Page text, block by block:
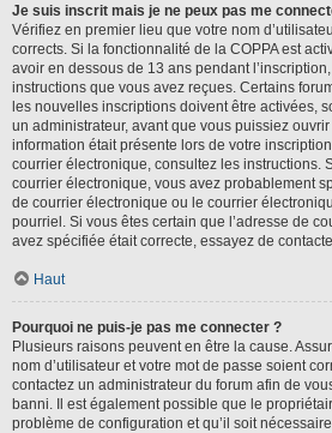
Je suis inscrit mais je ne peux pas me
Vérifiez en premier lieu que votre nom
corrects. Si la fonctionnalité de la COPPA est
avoir en dessous de 13 ans pendant
instructions que vous avez reçues. Certains
les nouvelles inscriptions doivent être activées,
un administrateur, avant que vous puissiez
information était présente lors de votre
courrier électronique, consultez les instructions.
courrier électronique, vous avez probablement
de courrier électronique ou le courrier
pourriel. Si vous êtes certain que l’adresse de
avez spécifiée était correcte, essayez de
Haut
Pourquoi ne puis-je pas me connecter ?
Plusieurs raisons peuvent en être la cause.
nom d’utilisateur et votre mot de passe soient
contactez un administrateur du forum afin de
banni. Il est également possible que le
problème de configuration et qu’il soit